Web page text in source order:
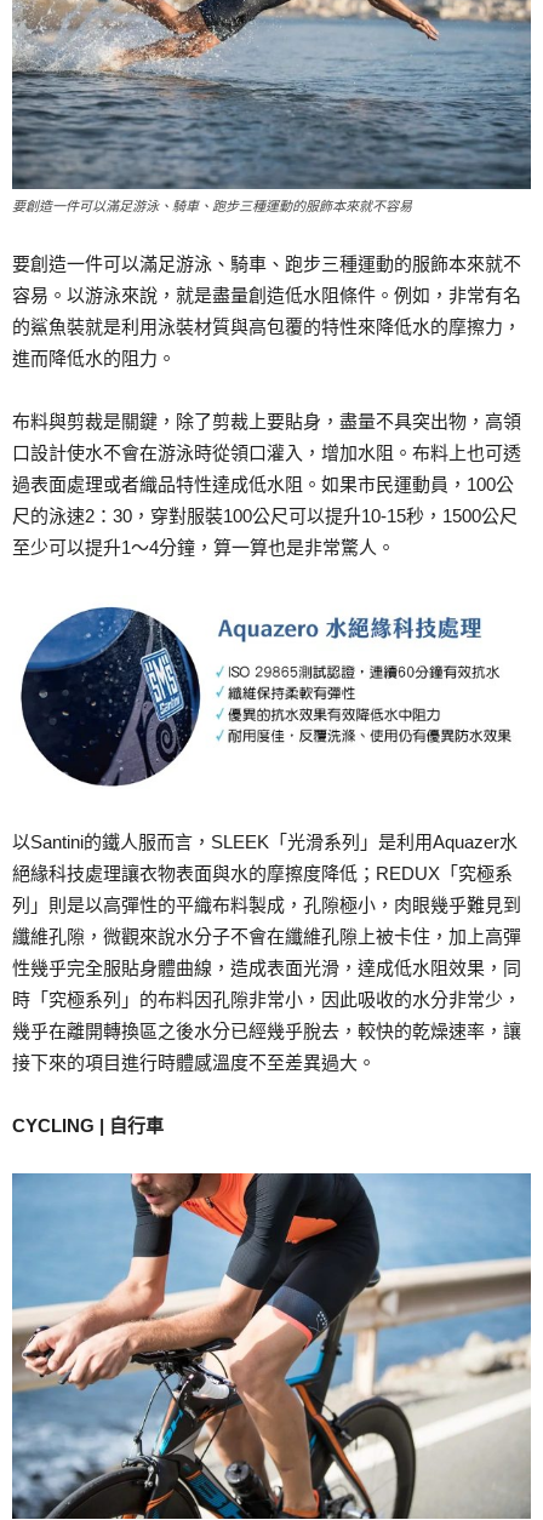
要創造一件可以滿足游泳、騎車、跑步三種運動的服飾本來就不容易
要創造一件可以滿足游泳、騎車、跑步三種運動的服飾本來就不
容易。以游泳來說，就是盡量創造低水阻條件。例如，非常有名
的鯊魚裝就是利用泳裝材質與高包覆的特性來降低水的摩擦力，
進而降低水的阻力。
布料與剪裁是關鍵，除了剪裁上要貼身，盡量不具突出物，高領
口設計使水不會在游泳時從領口灌入，增加水阻。布料上也可透
過表面處理或者織品特性達成低水阻。如果市民運動員，100公
尺的泳速2：30，穿對服裝100公尺可以提升10-15秒，1500公尺
至少可以提升1～4分鐘，算一算也是非常驚人。
以Santini的鐵人服而言，SLEEK「光滑系列」是利用Aquazer水
絕緣科技處理讓衣物表面與水的摩擦度降低；REDUX「究極系
列」則是以高彈性的平織布料製成，孔隙極小，肉眼幾乎難見到
纖維孔隙，微觀來說水分子不會在纖維孔隙上被卡住，加上高彈
性幾乎完全服貼身體曲線，造成表面光滑，達成低水阻效果，同
時「究極系列」的布料因孔隙非常小，因此吸收的水分非常少，
幾乎在離開轉換區之後水分已經幾乎脫去，較快的乾燥速率，讓
接下來的項目進行時體感溫度不至差異過大。
CYCLING | 自行車